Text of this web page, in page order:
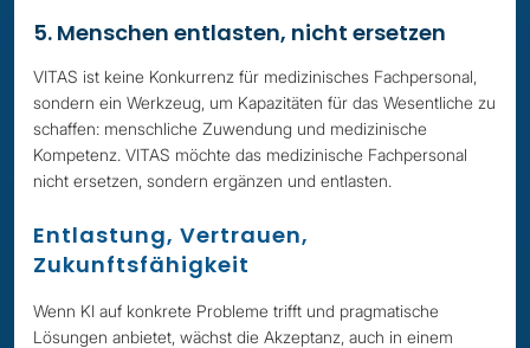
5. Menschen entlasten, nicht ersetzen
VITAS ist keine Konkurrenz für medizinisches Fachpersonal,
sondern ein Werkzeug, um Kapazitäten für das Wesentliche zu
schaffen: menschliche Zuwendung und medizinische
Kompetenz. VITAS möchte das medizinische Fachpersonal
nicht ersetzen, sondern ergänzen und entlasten.
Entlastung, Vertrauen,
Zukunftsfähigkeit
Wenn KI auf konkrete Probleme trifft und pragmatische
Lösungen anbietet, wächst die Akzeptanz, auch in einem